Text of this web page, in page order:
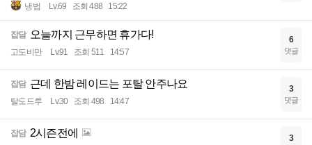
냉법 Lv.69 조회 488 15:22
잡담 오늘까지 근무하면 휴가다!
고도비만 Lv.91 조회 511 14:57
6
댓글
잡담 근데 한밤 레이드는 포탈 안주나요
탈도드루 Lv.30 조회 498 14:47
3
댓글
잡담 2시즌전에 3